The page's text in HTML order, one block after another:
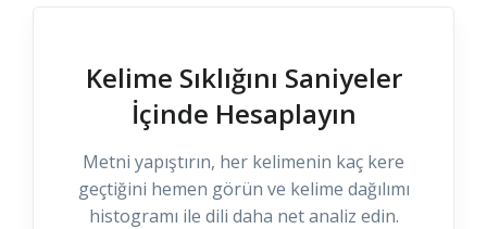
Kelime Sıklığını Saniyeler
İçinde Hesaplayın
Metni yapıştırın, her kelimenin kaç kere
geçtiğini hemen görün ve kelime dağılımı
histogramı ile dili daha net analiz edin.